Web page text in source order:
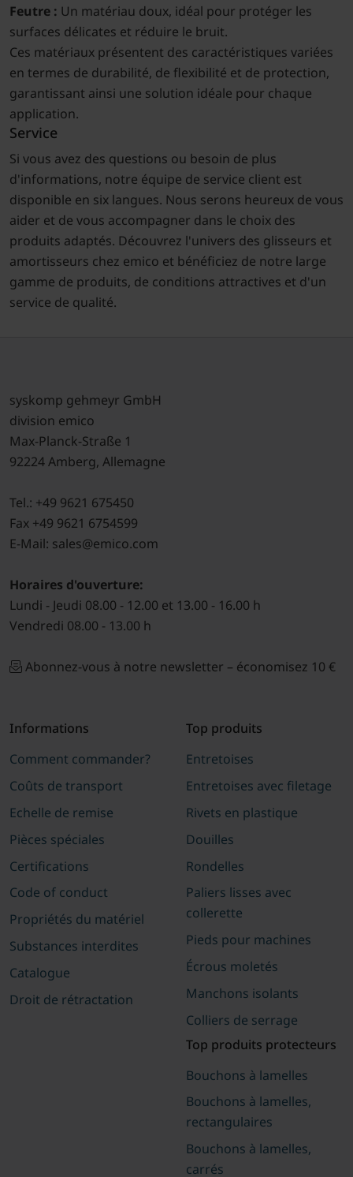
Feutre : Un matériau doux, idéal pour protéger les
surfaces délicates et réduire le bruit.
Ces matériaux présentent des caractéristiques variées
en termes de durabilité, de flexibilité et de protection,
garantissant ainsi une solution idéale pour chaque
application.
Service
Si vous avez des questions ou besoin de plus
d'informations, notre équipe de service client est
disponible en six langues. Nous serons heureux de vous
aider et de vous accompagner dans le choix des
produits adaptés. Découvrez l'univers des glisseurs et
amortisseurs chez emico et bénéficiez de notre large
gamme de produits, de conditions attractives et d'un
service de qualité.
syskomp gehmeyr GmbH
division emico
Max-Planck-Straße 1
92224 Amberg, Allemagne
Tel.: +49 9621 675450
Fax +49 9621 6754599
E-Mail: sales@emico.com
Horaires d'ouverture:
Lundi - Jeudi 08.00 - 12.00 et 13.00 - 16.00 h
Vendredi 08.00 - 13.00 h
Abonnez-vous à notre newsletter – économisez 10 €
Informations
Comment commander?
Coûts de transport
Echelle de remise
Pièces spéciales
Certifications
Code of conduct
Propriétés du matériel
Substances interdites
Catalogue
Droit de rétractation
Top produits
Entretoises
Entretoises avec filetage
Rivets en plastique
Douilles
Rondelles
Paliers lisses avec
collerette
Pieds pour machines
Écrous moletés
Manchons isolants
Colliers de serrage
Top produits protecteurs
Bouchons à lamelles
Bouchons à lamelles,
rectangulaires
Bouchons à lamelles,
carrés